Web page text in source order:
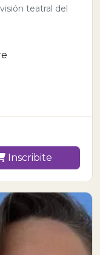
teatral del
Inscribite